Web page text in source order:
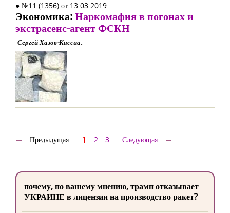
● №11 (1356) от 13.03.2019
Экономика:Наркомафия в погонах и
экстрасенс-агент ФСКН
Сергей Хазов-Кассиа.
Предыдущая 1 2 3 Следующая
почему, по вашему мнению, трамп отказывает
УКРАИНЕ в лицензии на производство ракет?